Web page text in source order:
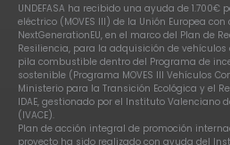
UNDEFASA ha recibido una ayuda de
eléctrico (MOVES III) de la Unión Europea
NextGenerationEU, en el marco del Plan de
Resiliencia, para la adquisición de vehículos
pila combustible dentro del Programa de
sostenible (Programa MOVES III Vehículos
Ministerio para la Transición Ecológica y el
IDAE, gestionado por el Instituto Valenciano
(IVACE).
Plan de acción integral de promoción
proyecto ha sido realizado con ayuda del